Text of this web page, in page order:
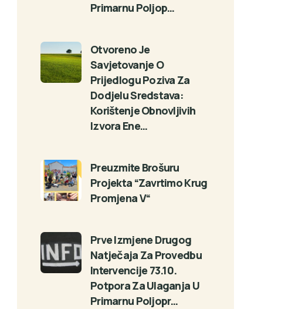
Primarnu Poljop…
Otvoreno Je
Savjetovanje O
Prijedlogu Poziva Za
Dodjelu Sredstava:
Korištenje Obnovljivih
Izvora Ene…
Preuzmite Brošuru
Projekta “Zavrtimo Krug
Promjena V“
Prve Izmjene Drugog
Natječaja Za Provedbu
Intervencije 73.10.
Potpora Za Ulaganja U
Primarnu Poljopr…